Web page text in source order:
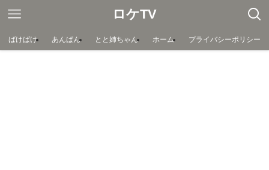
ロケTV
ばけばけ あんぱん とと姉ちゃん ホーム プライバシーポリシー